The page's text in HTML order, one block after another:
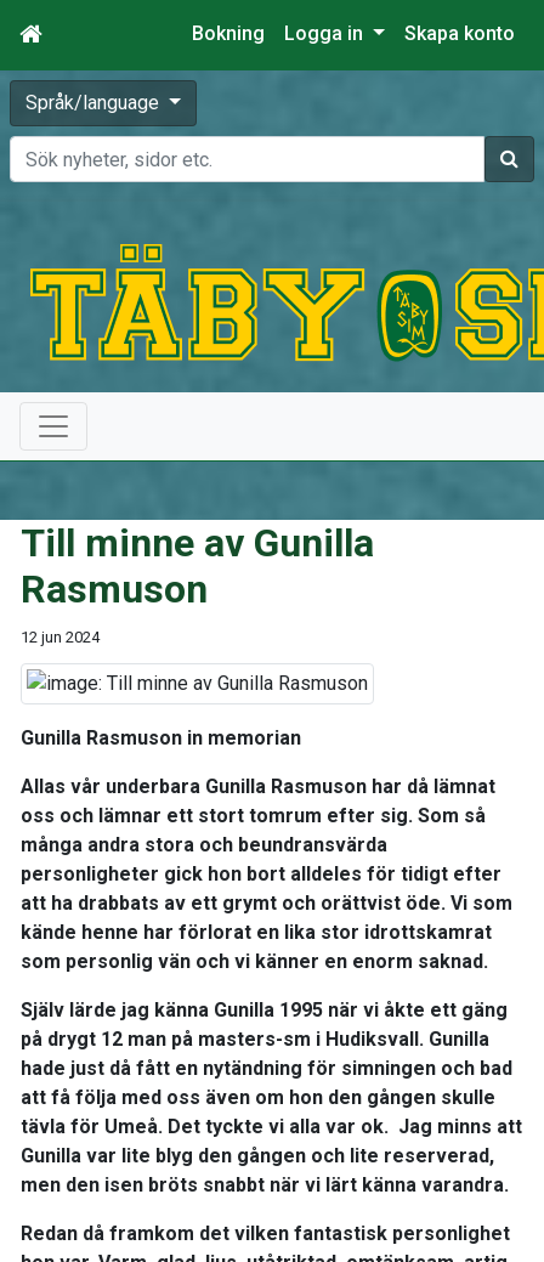
Bokning Logga in Skapa konto
Språk/language
Sök
Till minne av Gunilla
Rasmuson
12 jun 2024
Gunilla Rasmuson in memorian
Allas vår underbara Gunilla Rasmuson har då lämnat
oss och lämnar ett stort tomrum efter sig. Som så
många andra stora och beundransvärda
personligheter gick hon bort alldeles för tidigt efter
att ha drabbats av ett grymt och orättvist öde. Vi som
kände henne har förlorat en lika stor idrottskamrat
som personlig vän och vi känner en enorm saknad.
Själv lärde jag känna Gunilla 1995 när vi åkte ett gäng
på drygt 12 man på masters-sm i Hudiksvall. Gunilla
hade just då fått en nytändning för simningen och bad
att få följa med oss även om hon den gången skulle
tävla för Umeå. Det tyckte vi alla var ok. Jag minns att
Gunilla var lite blyg den gången och lite reserverad,
men den isen bröts snabbt när vi lärt känna varandra.
Redan då framkom det vilken fantastisk personlighet